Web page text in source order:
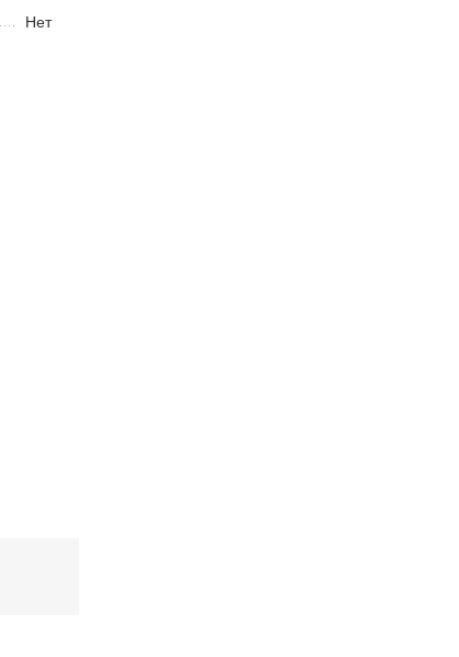
Нет